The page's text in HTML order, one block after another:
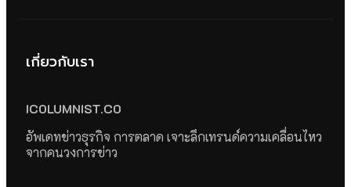
เกี่ยวกับเรา
ICOLUMNIST.CO
อัพเดทข่าวธุรกิจ การตลาด เจาะลึกเทรนด์ความเคลื่อนไหว
จากคนวงการข่าว